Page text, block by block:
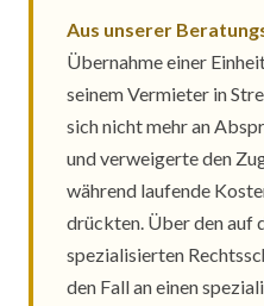
Aus unserer
Übernahme einer
seinem Vermieter in
sich nicht mehr an
und verweigerte den
während laufende
drückten. Über den auf
spezialisierten
den Fall an einen